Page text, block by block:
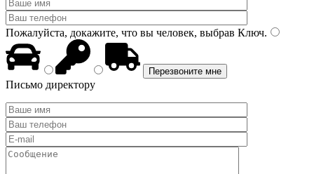
Пожалуйста, докажите, что вы человек, выбрав Ключ.
Письмо директору